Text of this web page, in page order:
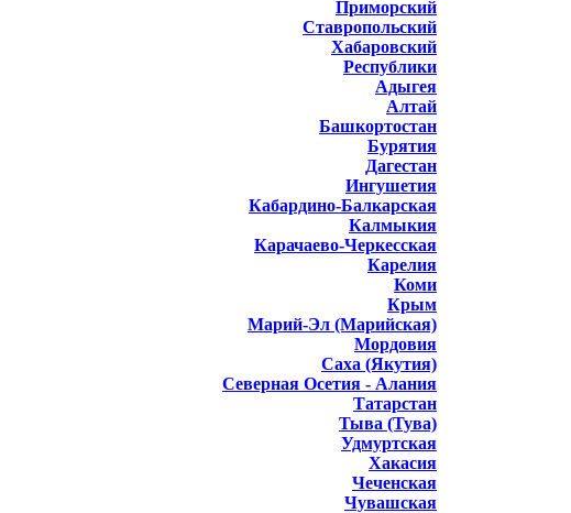
Приморский
Ставропольский
Хабаровский
Республики
Адыгея
Алтай
Башкортостан
Бурятия
Дагестан
Ингушетия
Кабардино-Балкарская
Калмыкия
Карачаево-Черкесская
Карелия
Коми
Крым
Марий-Эл (Марийская)
Мордовия
Саха (Якутия)
Северная Осетия - Алания
Татарстан
Тыва (Тува)
Удмуртская
Хакасия
Чеченская
Чувашская